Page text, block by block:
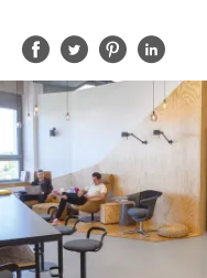
Compartir
en
Facebook
Compartir
en
Twitter
en en
in